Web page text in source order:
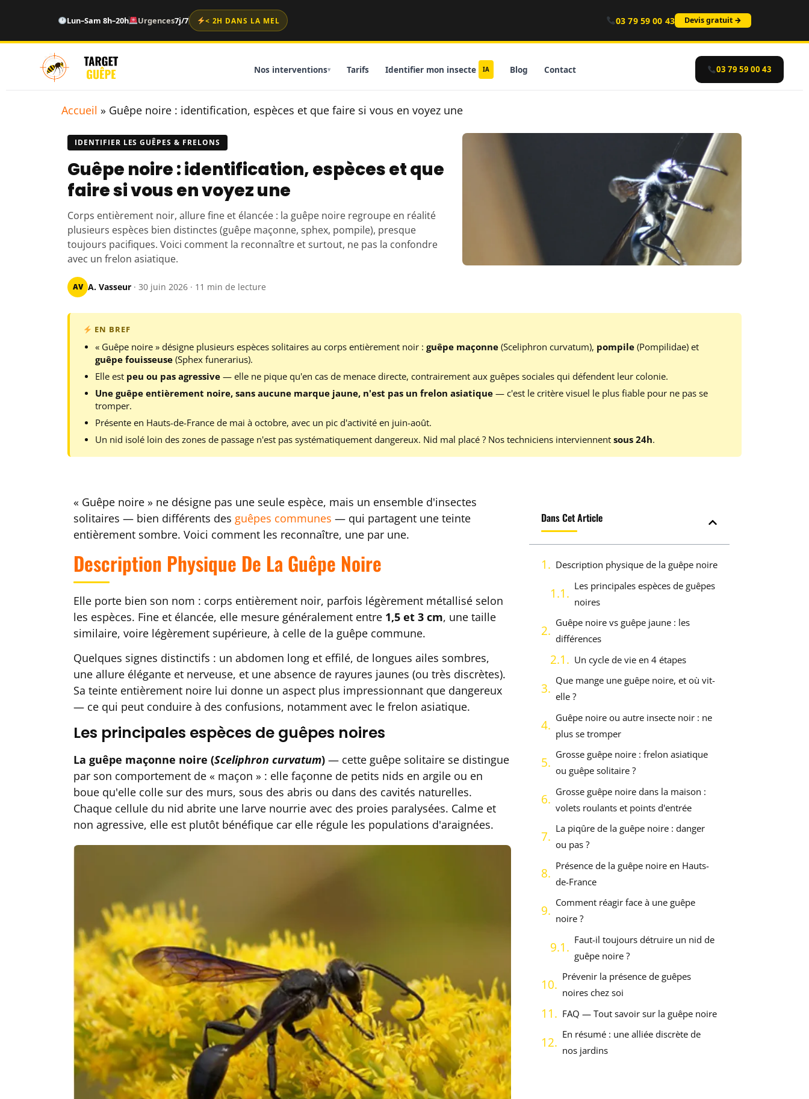
Lun–Sam 8h–20h Urgences7j/7 < 2H DANS LA MEL 03 79 59 00 43 Devis gratuit →
Nos interventions Tarifs Identifier mon insecte IA Blog Contact 03 79 59 00 43
Accueil » Guêpe noire : identification, espèces et que faire si vous en voyez une
IDENTIFIER LES GUÊPES & FRELONS
Guêpe noire : identification, espèces et que
faire si vous en voyez une
Corps entièrement noir, allure fine et élancée : la guêpe noire regroupe en réalité
plusieurs espèces bien distinctes (guêpe maçonne, sphex, pompile), presque
toujours pacifiques. Voici comment la reconnaître et surtout, ne pas la confondre
avec un frelon asiatique.
AV A. Vasseur · 30 juin 2026 · 11 min de lecture
EN BREF
« Guêpe noire » désigne plusieurs espèces solitaires au corps entièrement noir : guêpe maçonne (Sceliphron curvatum), pompile (Pompilidae) et
guêpe fouisseuse (Sphex funerarius).
Elle est peu ou pas agressive — elle ne pique qu'en cas de menace directe, contrairement aux guêpes sociales qui défendent leur colonie.
Une guêpe entièrement noire, sans aucune marque jaune, n'est pas un frelon asiatique — c'est le critère visuel le plus fiable pour ne pas se
tromper.
Présente en Hauts-de-France de mai à octobre, avec un pic d'activité en juin-août.
Un nid isolé loin des zones de passage n'est pas systématiquement dangereux. Nid mal placé ? Nos techniciens interviennent sous 24h.
Dans Cet Article
Description physique de la guêpe noire
Les principales espèces de guêpes
noires
Guêpe noire vs guêpe jaune : les
différences
Un cycle de vie en 4 étapes
Que mange une guêpe noire, et où vit-
elle ?
Guêpe noire ou autre insecte noir : ne
plus se tromper
Grosse guêpe noire : frelon asiatique
ou guêpe solitaire ?
Grosse guêpe noire dans la maison :
volets roulants et points d'entrée
La piqûre de la guêpe noire : danger
ou pas ?
Présence de la guêpe noire en Hauts-
de-France
Comment réagir face à une guêpe
noire ?
Faut-il toujours détruire un nid de
guêpe noire ?
Prévenir la présence de guêpes
noires chez soi
FAQ — Tout savoir sur la guêpe noire
En résumé : une alliée discrète de
nos jardins
« Guêpe noire » ne désigne pas une seule espèce, mais un ensemble d'insectes
solitaires — bien différents des guêpes communes — qui partagent une teinte
entièrement sombre. Voici comment les reconnaître, une par une.
Description Physique De La Guêpe Noire
Elle porte bien son nom : corps entièrement noir, parfois légèrement métallisé selon
les espèces. Fine et élancée, elle mesure généralement entre 1,5 et 3 cm, une taille
similaire, voire légèrement supérieure, à celle de la guêpe commune.
Quelques signes distinctifs : un abdomen long et effilé, de longues ailes sombres,
une allure élégante et nerveuse, et une absence de rayures jaunes (ou très discrètes).
Sa teinte entièrement noire lui donne un aspect plus impressionnant que dangereux
— ce qui peut conduire à des confusions, notamment avec le frelon asiatique.
Les principales espèces de guêpes noires
La guêpe maçonne noire (Sceliphron curvatum) — cette guêpe solitaire se distingue
par son comportement de « maçon » : elle façonne de petits nids en argile ou en
boue qu'elle colle sur des murs, sous des abris ou dans des cavités naturelles.
Chaque cellule du nid abrite une larve nourrie avec des proies paralysées. Calme et
non agressive, elle est plutôt bénéfique car elle régule les populations d'araignées.